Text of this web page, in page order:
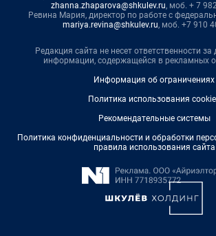
zhanna.zhaparova@shkulev.ru, моб. + 7
Ревина Мария, директор по работе с
mariya.revina@shkulev.ru, моб. +7 910
Редакция сайта не несет ответственности за
информации, содержащейся в рекламных
Информация об ограничениях
Политика использования
Рекомендательные системы
Политика конфиденциальности и обработки
правила использования сайта